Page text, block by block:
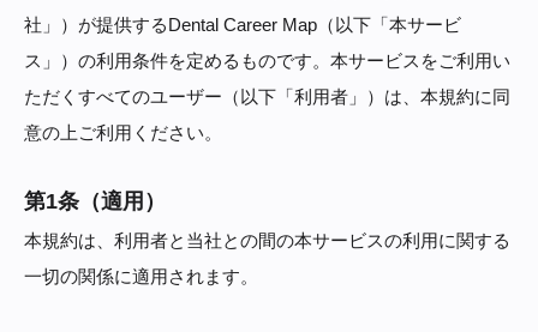
社」）が提供するDental Career Map（以下「本サービ
ス」）の利用条件を定めるものです。本サービスをご利用い
ただくすべてのユーザー（以下「利用者」）は、本規約に同
意の上ご利用ください。
第1条（適用）
本規約は、利用者と当社との間の本サービスの利用に関する
一切の関係に適用されます。